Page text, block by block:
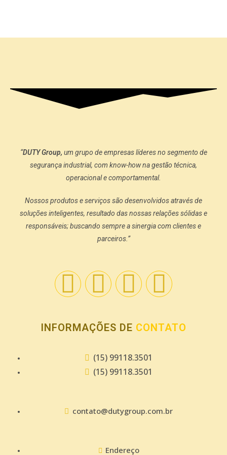
“DUTY Group, um grupo de empresas líderes no segmento de
segurança industrial, com know-how na gestão técnica,
operacional e comportamental.
Nossos produtos e serviços são desenvolvidos através de
soluções inteligentes, resultado das nossas relações sólidas e
responsáveis; buscando sempre a sinergia com clientes e
parceiros.”
INFORMAÇÕES DE CONTATO
(15) 99118.3501
(15) 99118.3501
contato@dutygroup.com.br
Endereço